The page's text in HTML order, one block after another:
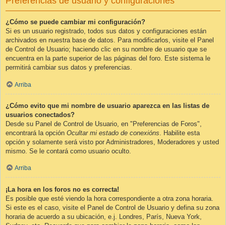
¿Cómo se puede cambiar mi configuración?
Si es un usuario registrado, todos sus datos y configuraciones están
archivados en nuestra base de datos. Para modificarlos, visite el Panel
de Control de Usuario; haciendo clic en su nombre de usuario que se
encuentra en la parte superior de las páginas del foro. Este sistema le
permitirá cambiar sus datos y preferencias.
Arriba
¿Cómo evito que mi nombre de usuario aparezca en las listas de
usuarios conectados?
Desde su Panel de Control de Usuario, en "Preferencias de Foros",
encontrará la opción Ocultar mi estado de conexións . Habilite esta
opción y solamente será visto por Administradores, Moderadores y usted
mismo. Se le contará como usuario oculto.
Arriba
¡La hora en los foros no es correcta!
Es posible que esté viendo la hora correspondiente a otra zona horaria.
Si este es el caso, visite el Panel de Control de Usuario y defina su zona
horaria de acuerdo a su ubicación, e.j. Londres, París, Nueva York,